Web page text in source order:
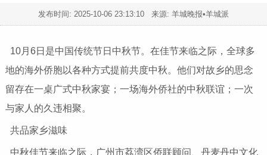
发布时间: 2025-10-06 23:13:10 来源: 羊城晚报•羊城派
10月6日是中国传统节日中秋节。在佳节来临之际，全球多
地的海外侨胞以各种方式提前共度中秋。他们对故乡的思念
留存在一桌广式中秋家宴；一场海外侨社的中秋联谊；一次
与家人的久违相聚。
共品家乡滋味
中秋佳节来临之际，广州市荔湾区侨联顾问、丹麦丹中文化